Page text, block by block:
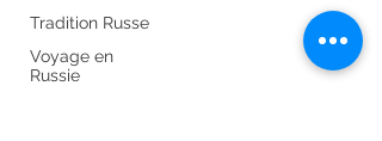
Tradition Russe
Voyage en
Russie